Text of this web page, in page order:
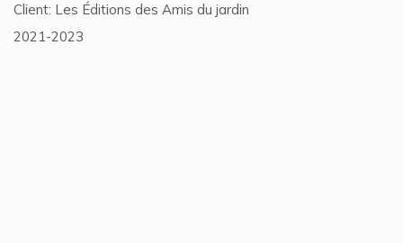
Client: Les Éditions des Amis du jardin
2021-2023